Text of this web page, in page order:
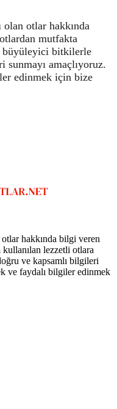
olan otlar hakkında
mutfakta
büyüleyici bitkilerle
amaçlıyoruz.
edinmek için bize
hakkında bilgi veren
lezzetli otlara
ve kapsamlı bilgileri
ve faydalı bilgiler edinmek